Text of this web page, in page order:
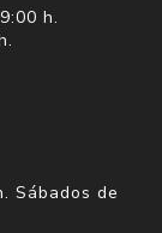
h.
Sábados de